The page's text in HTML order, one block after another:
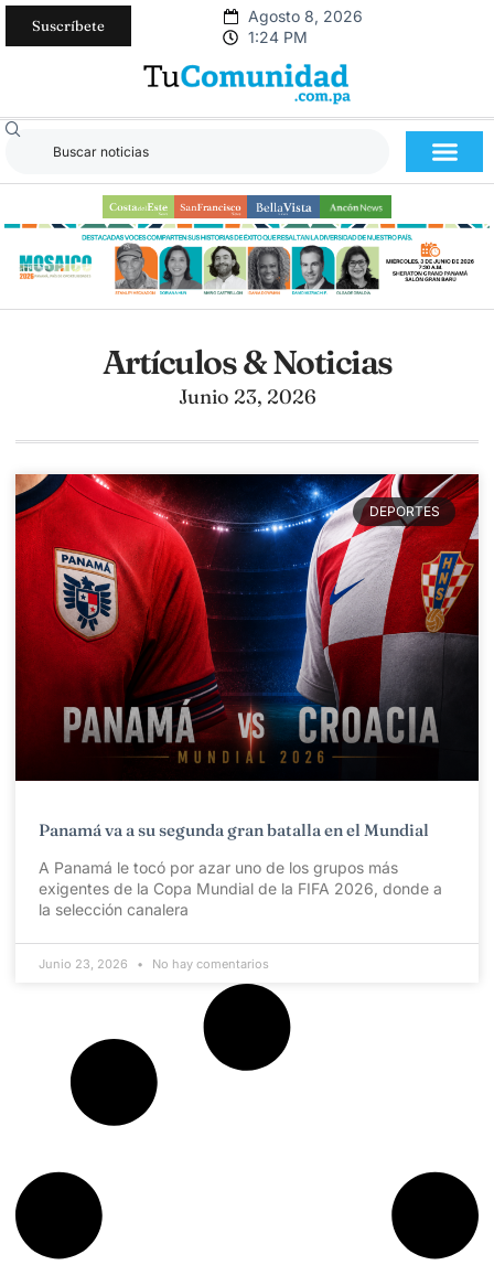
Suscríbete
Agosto 8, 2026
1:24 PM
Artículos & Noticias
Junio 23, 2026
DEPORTES
Panamá va a su segunda gran batalla en el Mundial
A Panamá le tocó por azar uno de los grupos más
exigentes de la Copa Mundial de la FIFA 2026, donde a
la selección canalera
Junio 23, 2026 No hay comentarios